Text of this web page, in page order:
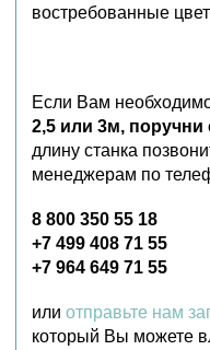
востребованные
Если Вам
2,5 или 3м, поручни
длину станка
менеджерам по
8 800 350 55 18
+7 499 408 71 55
+7 964 649 71 55
или отправьте нам
который Вы можете